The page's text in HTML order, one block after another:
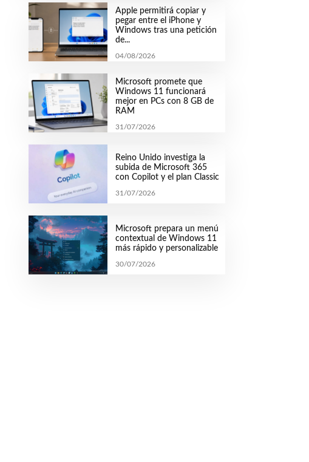
Apple permitirá copiar y
pegar entre el iPhone y
Windows tras una petición
de...
04/08/2026
Microsoft promete que
Windows 11 funcionará
mejor en PCs con 8 GB de
RAM
31/07/2026
Reino Unido investiga la
subida de Microsoft 365
con Copilot y el plan Classic
31/07/2026
Microsoft prepara un menú
contextual de Windows 11
más rápido y personalizable
30/07/2026